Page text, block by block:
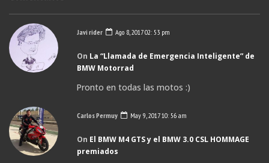
Javi rider Ago 8, 2017 02: 53 pm
On La “Llamada de Emergencia Inteligente” de
BMW Motorrad
Pronto en todas las motos :)
Carlos Permuy May 9, 2017 10: 56 am
On El BMW M4 GTS y el BMW 3.0 CSL HOMMAGE
premiados